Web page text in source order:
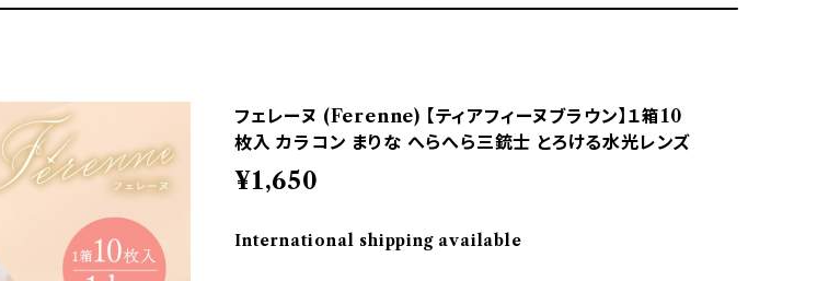
フェレーヌ (Ferenne) 【ティアフィーヌブラウン】１箱10
枚入 カラコン まりな へらへら三銃士 とろける水光レンズ
¥1,650
International shipping available